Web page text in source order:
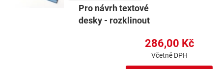
Pro návrh textové
desky - rozklinout
286,00 Kč
Včetně DPH